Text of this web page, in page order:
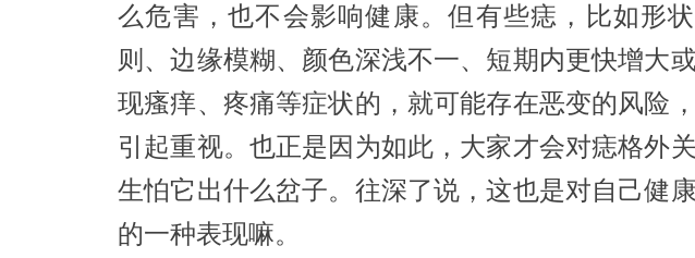
么危害，也不会影响健康。但有些痣，比如形
则、边缘模糊、颜色深浅不一、短期内更快增大
现瘙痒、疼痛等症状的，就可能存在恶变的风险
引起重视。也正是因为如此，大家才会对痣格外关
生怕它出什么岔子。往深了说，这也是对自己健
的一种表现嘛。